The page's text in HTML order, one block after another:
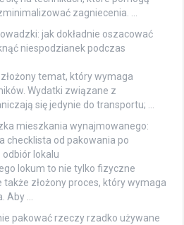
zagniecenia. …
jak dokładnie oszacować
niespodzianek podczas
temat, który wymaga
Wydatki związane z
się jedynie do transportu; …
mieszkania wynajmowanego:
checklista od pakowania po
lokalu
lokum to nie tylko fizyczne
złożony proces, który wymaga
Aby …
pakować rzeczy rzadko używane